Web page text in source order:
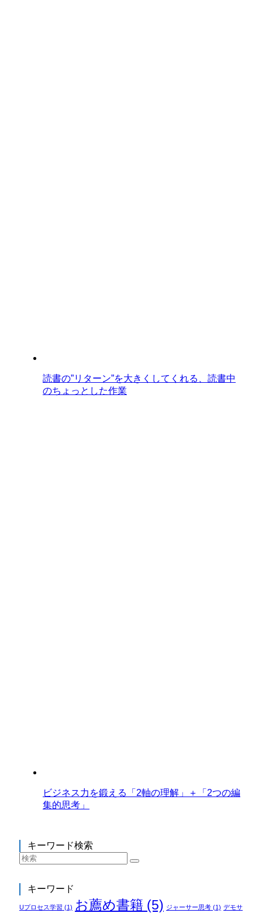
読書の”リターン”を大きくしてくれる、読書中
のちょっとした作業
ビジネス力を鍛える「2軸の理解」＋「2つの編
集的思考」
キーワード検索
キーワード
Uプロセス学習 (1) お薦め書籍 (5) ジャーサー思考(1) デモサ